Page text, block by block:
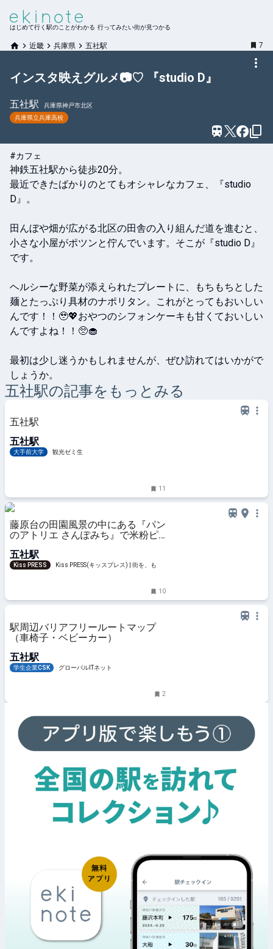
はじめて行く駅のことがわかる 行ってみたい街が見つかる
近畿 兵庫県 五社駅 7
インスタ映えグルメ📷♡ 『studio D』
五社駅
兵庫県神戸市北区
兵庫県立兵庫高校
#カフェ
神鉄五社駅から徒歩20分。
最近できたばかりのとてもオシャレなカフェ、『studio
D』。
田んぼや畑が広がる北区の田舎の入り組んだ道を進むと、
小さな小屋がポツンと佇んでいます。そこが『studio D』
です。
ヘルシーな野菜が添えられたプレートに、もちもちとした
麺とたっぷり具材のナポリタン。これがとってもおいしい
んです！！🥹💖おやつのシフォンケーキも甘くておいしい
んですよね！！🥺🧁
最初は少し迷うかもしれませんが、ぜひ訪れてはいかがで
しょうか。
五社駅の記事をもっとみる
五社駅
五社駅
大手前大学 観光ゼミ生
11
藤原台の田園風景の中にある『パン
のアトリエ さんぽみち』で米粉ピ
五社駅
Kiss PRESS
Kiss PRESS(キッスプレス) | 街を、もっ
10
駅周辺バリアフリールートマップ
（車椅子・ベビーカー）
五社駅
学生企業CSK グローバルITネット
2